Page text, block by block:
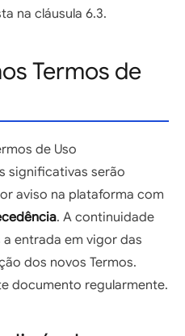
na cláusula 6.3.
Termos de
de Uso
significativas serão
aviso na plataforma com
. A continuidade
entrada em vigor das
dos novos Termos.
documento regularmente.